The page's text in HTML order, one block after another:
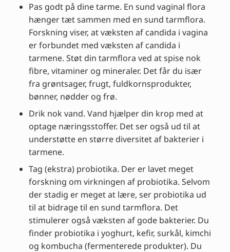
Pas godt på dine tarme. En sund vaginal flora
hænger tæt sammen med en sund tarmflora.
Forskning viser, at væksten af candida i vagina
er forbundet med væksten af candida i
tarmene. Støt din tarmflora ved at spise nok
fibre, vitaminer og mineraler. Det får du især
fra grøntsager, frugt, fuldkornsprodukter,
bønner, nødder og frø.
Drik nok vand. Vand hjælper din krop med at
optage næringsstoffer. Det ser også ud til at
understøtte en større diversitet af bakterier i
tarmene.
Tag (ekstra) probiotika. Der er lavet meget
forskning om virkningen af probiotika. Selvom
der stadig er meget at lære, ser probiotika ud
til at bidrage til en sund tarmflora. Det
stimulerer også væksten af gode bakterier. Du
finder probiotika i yoghurt, kefir, surkål, kimchi
og kombucha (fermenterede produkter). Du